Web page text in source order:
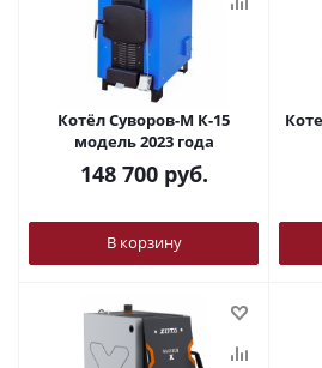
Котёл Суворов-М К-15
модель 2023 года
148 700руб.
В корзину